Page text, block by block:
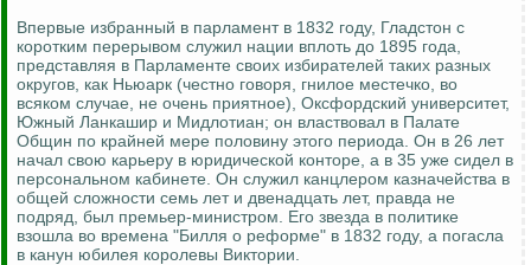
Впервые избранный в парламент в 1832 году, Гладстон с
коротким перерывом служил нации вплоть до 1895 года,
представляя в Парламенте своих избирателей таких разных
округов, как Ньюарк (честно говоря, гнилое местечко, во
всяком случае, не очень приятное), Оксфордский университет,
Южный Ланкашир и Мидлотиан; он властвовал в Палате
Общин по крайней мере половину этого периода. Он в 26 лет
начал свою карьеру в юридической конторе, а в 35 уже сидел в
персональном кабинете. Он служил канцлером казначейства в
общей сложности семь лет и двенадцать лет, правда не
подряд, был премьер-министром. Его звезда в политике
взошла во времена "Билля о реформе" в 1832 году, а погасла
в канун юбилея королевы Виктории.